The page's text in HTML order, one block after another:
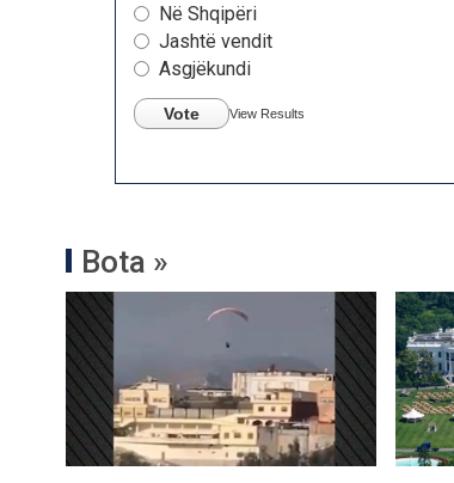
Në Shqipëri
Jashtë vendit
Asgjëkundi
Vote View Results
Bota »